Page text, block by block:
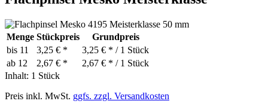
Menge Stückpreis
Grundpreis
bis 11 3,25 € *
3,25 € * / 1 Stück
ab 12 2,67 € *
2,67 € * / 1 Stück
Inhalt: 1 Stück
Preis inkl. MwSt. ggfs. zzgl. Versandkosten